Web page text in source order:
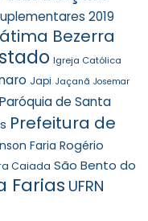
2019
Bezerra
Igreja Católica
Japi Jaçanã Josemar
Paróquia de Santa
Prefeitura de
Faria Rogério
Caiada São Bento do
Farias UFRN